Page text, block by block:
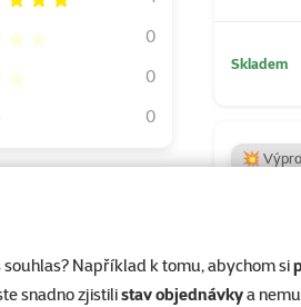
Například k tomu, abychom si
snadno zjistilistav objednávkya
60%
0
40%
0
20%
0
5
Skladem
💥